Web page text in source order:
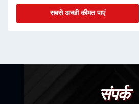
सबसे अच्छी कीमत पाएं
संपर्क